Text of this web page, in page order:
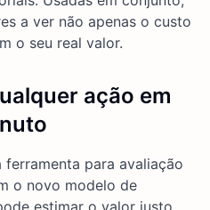
a ver não apenas o custo
o seu real valor.
ação em
ferramenta para avaliação
o novo modelo de